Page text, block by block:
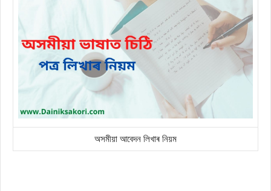
অসমীয়া আবেদন লিখাৰ নিয়ম